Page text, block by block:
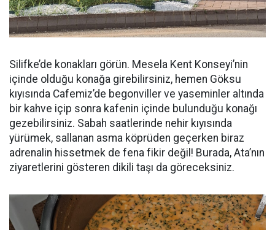
Silifke’de konakları görün. Mesela Kent Konseyi’nin
içinde olduğu konağa girebilirsiniz, hemen Göksu
kıyısında Cafemiz’de begonviller ve yaseminler altında
bir kahve içip sonra kafenin içinde bulunduğu konağı
gezebilirsiniz. Sabah saatlerinde nehir kıyısında
yürümek, sallanan asma köprüden geçerken biraz
adrenalin hissetmek de fena fikir değil! Burada, Ata’nın
ziyaretlerini gösteren dikili taşı da göreceksiniz.